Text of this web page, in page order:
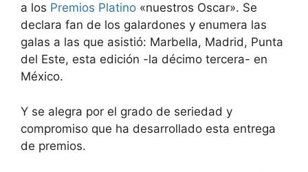
a los Premios Platino «nuestros Oscar». Se
declara fan de los galardones y enumera las
galas a las que asistió: Marbella, Madrid, Punta
del Este, esta edición -la décimo tercera- en
México.
Y se alegra por el grado de seriedad y
compromiso que ha desarrollado esta entrega
de premios.